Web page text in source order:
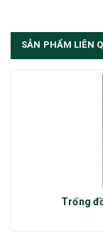
SẢN PHẨM LIÊN
Trống